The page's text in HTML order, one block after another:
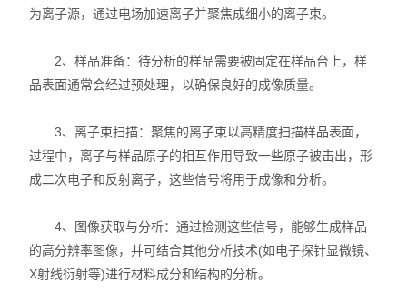
为离子源，通过电场加速离子并聚焦成细小的离子束。
2、样品准备：待分析的样品需要被固定在样品台上，样
品表面通常会经过预处理，以确保良好的成像质量。
3、离子束扫描：聚焦的离子束以高精度扫描样品表面，
过程中，离子与样品原子的相互作用导致一些原子被击出，形
成二次电子和反射离子，这些信号将用于成像和分析。
4、图像获取与分析：通过检测这些信号，能够生成样品
的高分辨率图像，并可结合其他分析技术(如电子探针显微镜、
X射线衍射等)进行材料成分和结构的分析。